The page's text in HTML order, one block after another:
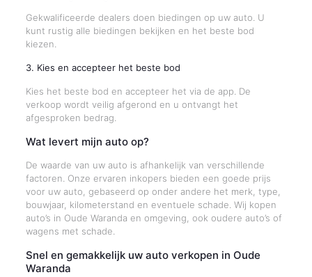
Gekwalificeerde dealers doen biedingen op uw auto. U
kunt rustig alle biedingen bekijken en het beste bod
kiezen.
3. Kies en accepteer het beste bod
Kies het beste bod en accepteer het via de app. De
verkoop wordt veilig afgerond en u ontvangt het
afgesproken bedrag.
Wat levert mijn auto op?
De waarde van uw auto is afhankelijk van verschillende
factoren. Onze ervaren inkopers bieden een goede prijs
voor uw auto, gebaseerd op onder andere het merk, type,
bouwjaar, kilometerstand en eventuele schade. Wij kopen
auto’s in Oude Waranda en omgeving, ook oudere auto’s of
wagens met schade.
Snel en gemakkelijk uw auto verkopen in Oude
Waranda